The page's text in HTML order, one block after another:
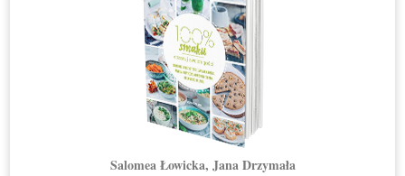
Salomea Łowicka, Jana Drzymała